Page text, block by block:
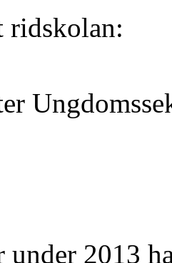
ridskolan:
under 2013